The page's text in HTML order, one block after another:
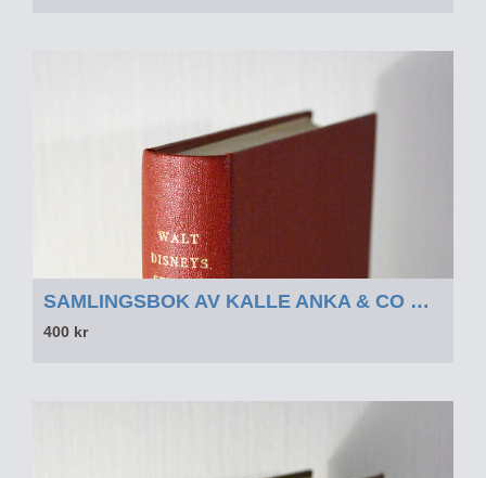
SAMLINGSBOK AV KALLE ANKA & CO OCH WALT DISNEY 1967-1968 DEL 2 - SAMLINGSBOK AV KALLE ANKA & CO OCH WALT DISNEY 1967-1968 DEL 2
400 kr